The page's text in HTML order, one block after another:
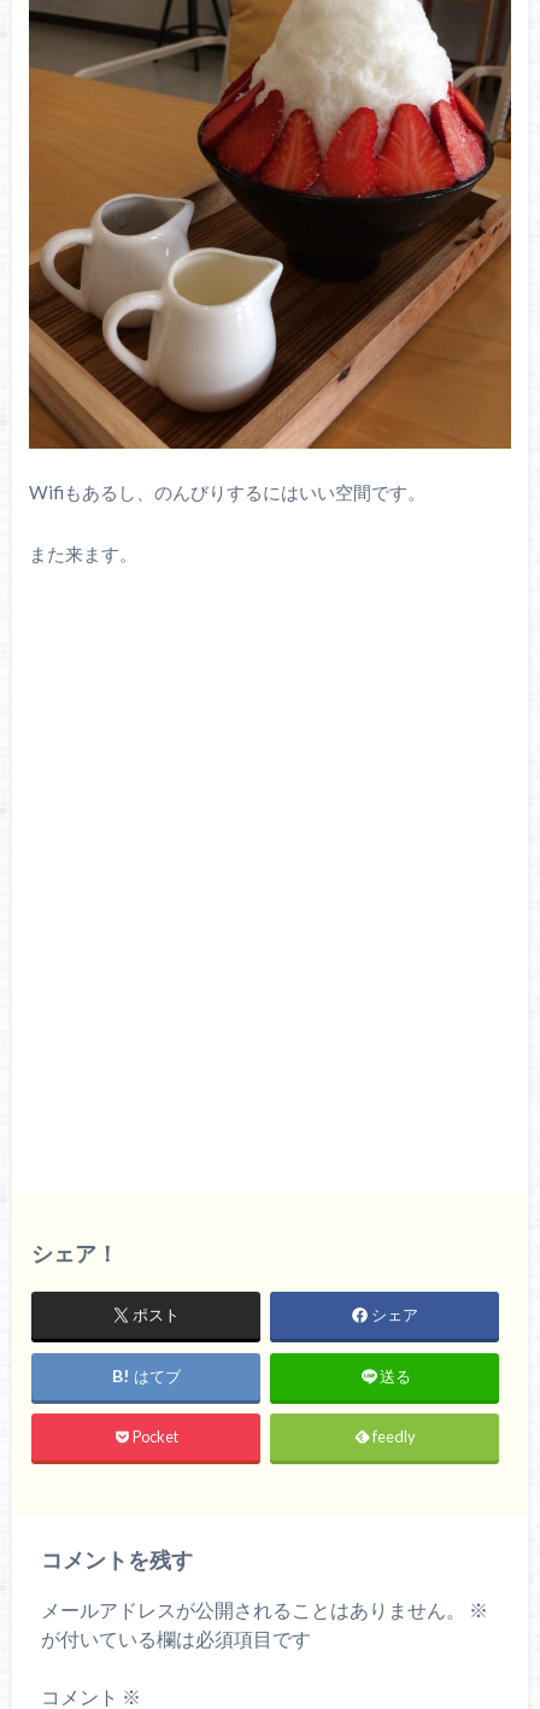
Wifiもあるし、のんびりするにはいい空間です。
また来ます。
シェア！
ポスト シェア
はてブ 送る
Pocket feedly
コメントを残す
メールアドレスが公開されることはありません。
※
が付いている欄は必須項目です
コメント ※